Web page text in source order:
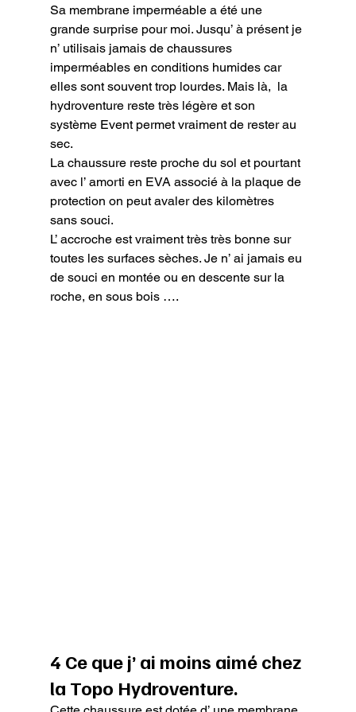
Sa membrane imperméable a été une
grande surprise pour moi. Jusqu’ à présent je
n’ utilisais jamais de chaussures
imperméables en conditions humides car
elles sont souvent trop lourdes. Mais là,  la
hydroventure reste très légère et son
système Event permet vraiment de rester au
sec.
La chaussure reste proche du sol et pourtant
avec l’ amorti en EVA associé à la plaque de
protection on peut avaler des kilomètres
sans souci.
L’ accroche est vraiment très très bonne sur
toutes les surfaces sèches. Je n’ ai jamais eu
de souci en montée ou en descente sur la
roche, en sous bois ….
4 Ce que j’ ai moins aimé chez
la Topo Hydroventure.